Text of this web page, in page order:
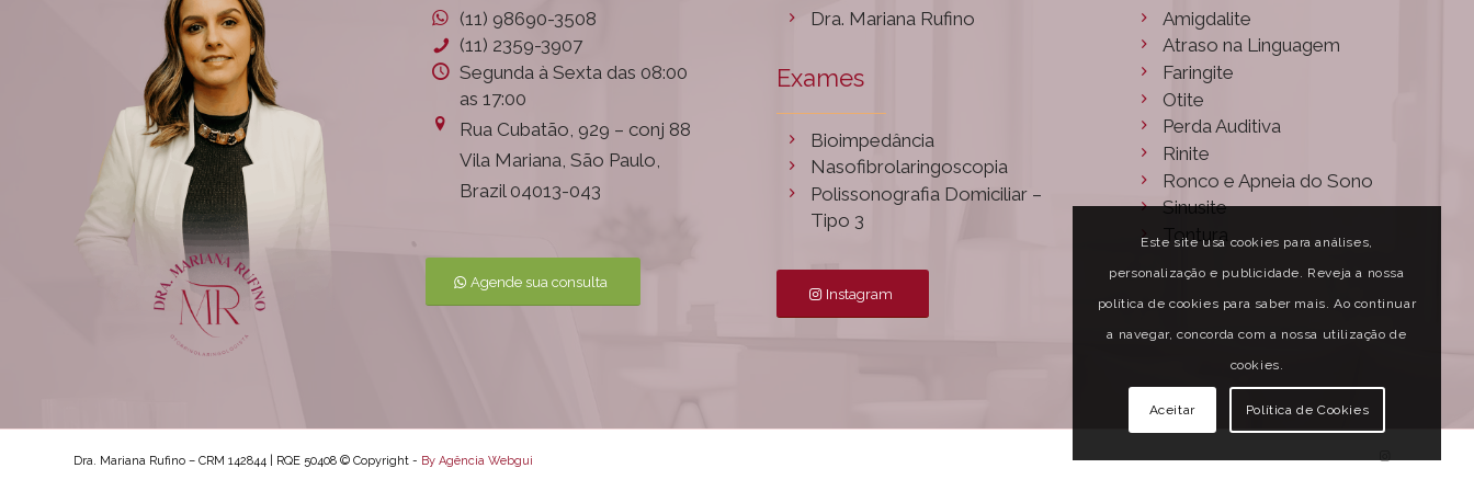
(11) 98690-3508
(11) 2359-3907
Segunda à Sexta das 08:00
as 17:00
Rua Cubatão, 929 – conj 88
Vila Mariana, São Paulo,
Brazil 04013-043
Agende sua consulta
Dra. Mariana Rufino
Exames
Bioimpedância
Nasofibrolaringoscopia
Polissonografia Domiciliar –
Tipo 3
Instagram
Amigdalite
Atraso na Linguagem
Faringite
Otite
Perda Auditiva
Rinite
Ronco e Apneia do Sono
Sinusite
Tontura
Dra. Mariana Rufino – CRM 142844 | RQE 50408 © Copyright - By Agência Webgui
Este site usa cookies para análises,
personalização e publicidade. Reveja a nossa
política de cookies para saber mais. Ao continuar
a navegar, concorda com a nossa utilização de
cookies.
Aceitar Política de Cookies